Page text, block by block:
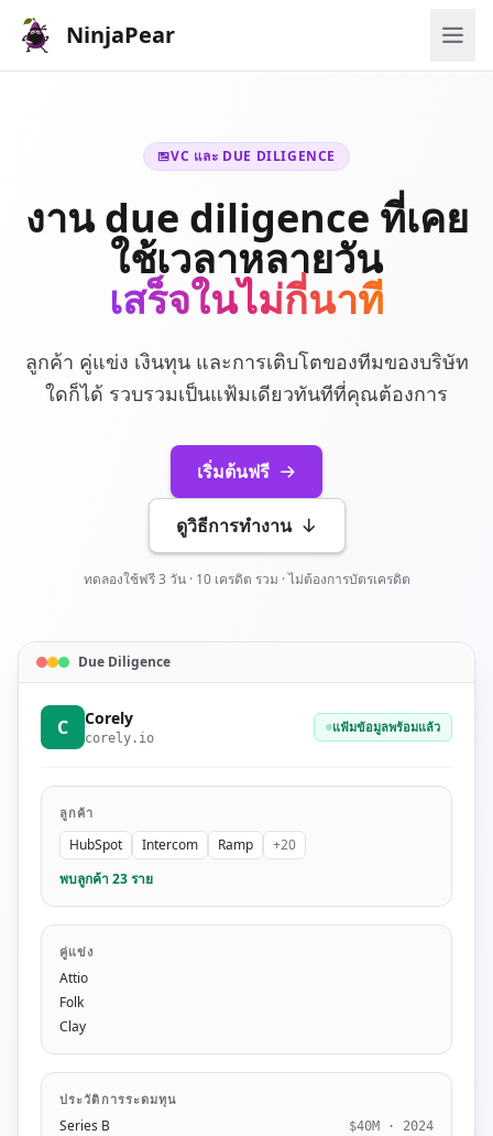
NinjaPear
VC และ DUE DILIGENCE
งาน due diligence ที่เคย
ใช้เวลาหลายวัน
เสร็จในไม่กี่นาที
ลูกค้า คู่แข่ง เงินทุน และการเติบโตของทีมของบริษัท
ใดก็ได้ รวบรวมเป็นแฟ้มเดียวทันทีที่คุณต้องการ
เริ่มต้นฟรี
ดูวิธีการทำงาน
ทดลองใช้ฟรี 3 วัน · 10 เครดิต รวม · ไม่ต้องการบัตรเครดิต
Due Diligence
C Corely
corely.io
แฟ้มข้อมูลพร้อมแล้ว
ลูกค้า
HubSpot Intercom Ramp
+20
พบลูกค้า 23 ราย
คู่แข่ง
Attio
Folk
Clay
ประวัติการระดมทุน
Series B $40M · 2024